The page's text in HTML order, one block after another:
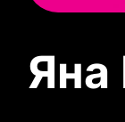
Яна